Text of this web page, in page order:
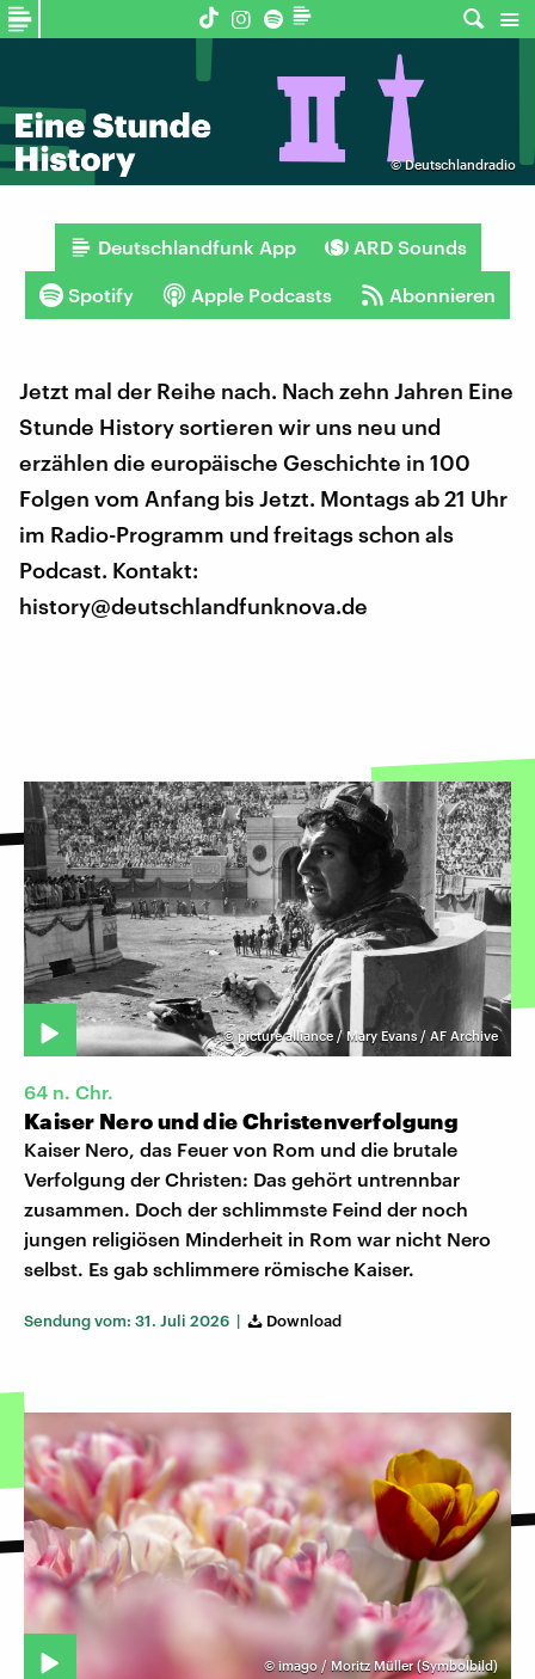
©Deutschlandradio
Deutschlandfunk App ARD Sounds
Spotify Apple Podcasts Abonnieren
Jetzt mal der Reihe nach. Nach zehn Jahren Eine
Stunde History sortieren wir uns neu und
erzählen die europäische Geschichte in 100
Folgen vom Anfang bis Jetzt. Montags ab 21 Uhr
im Radio-Programm und freitags schon als
Podcast. Kontakt:
history@deutschlandfunknova.de
© picture alliance / Mary Evans / AF Archive
64 n. Chr.
Kaiser Nero und die Christenverfolgung
Kaiser Nero, das Feuer von Rom und die brutale
Verfolgung der Christen: Das gehört untrennbar
zusammen. Doch der schlimmste Feind der noch
jungen religiösen Minderheit in Rom war nicht Nero
selbst. Es gab schlimmere römische Kaiser.
Sendung vom: 31. Juli 2026 | Download
© imago / Moritz Müller (Symbolbild)